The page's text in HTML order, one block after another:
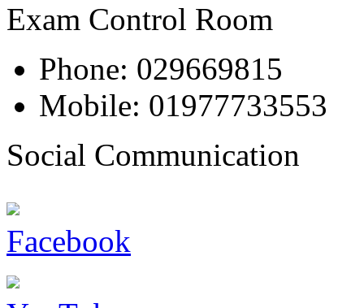
Exam Control Room
Phone: 029669815
Mobile: 01977733553
Social Communication
Facebook